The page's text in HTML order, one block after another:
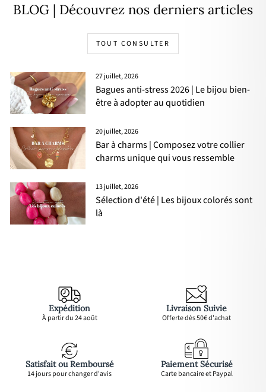
BLOG | Découvrez nos derniers articles
TOUT CONSULTER
27 juillet, 2026
Bagues anti-stress 2026 | Le bijou bien-
être à adopter au quotidien
20 juillet, 2026
Bar à charms | Composez votre collier
charms unique qui vous ressemble
13 juillet, 2026
Sélection d'été | Les bijoux colorés sont
là
Expédition
À partir du 24 août
Livraison Suivie
Offerte dès 50€ d'achat
Satisfait ou Remboursé
14 jours pour changer d'avis
Paiement Sécurisé
Carte bancaire et Paypal